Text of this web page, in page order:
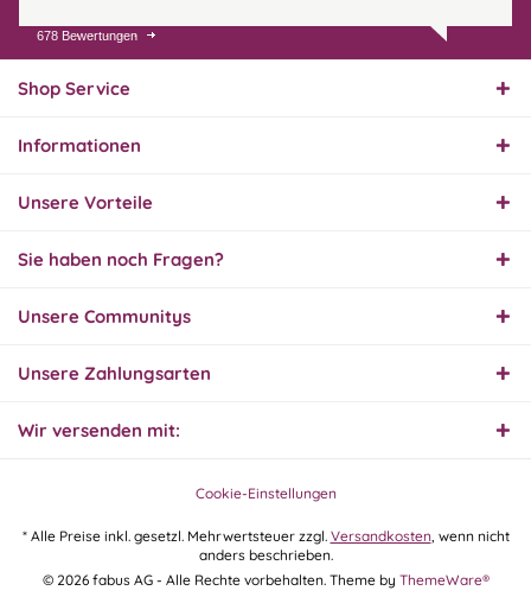
07.08.26
Endlich das richtige
Innerhalb 2 Tagen Ware
geliefert. Sehr gut!
31.07.26
Super schnelle Lieferung,
wieder, vielen Dank.
30.07.26▼
678 Bewertungen
Shop Service
Informationen
Unsere Vorteile
Sie haben noch Fragen?
Unsere Communitys
Unsere Zahlungsarten
Wir versenden mit:
Cookie-Einstellungen
* Alle Preise inkl. gesetzl. Mehrwertsteuer zzgl. Versandkosten, wenn nicht
anders beschrieben.
© 2026 fabus AG - Alle Rechte vorbehalten. Theme by ThemeWare®